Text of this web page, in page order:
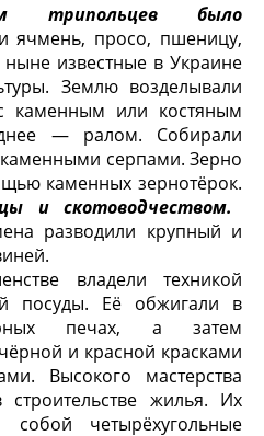
трипольцев было
яч­мень, просо, пшеницу,
известные в Украине
Землю возделывали
ка­менным или костяным
— ралом. Собирали
серпами. Зерно
ка­менных зернотёрок.
и скотоводчеством.
разводили крупный и
владели техникой
по­суды. Её обжигали в
печах, а затем
и красной красками
Высокого мас­терства
жилья. Их
собой четырёхугольные